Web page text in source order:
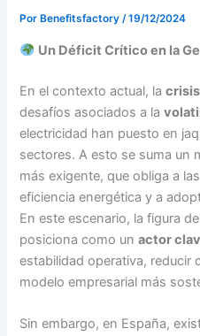
Por Benefitsfactory/19/12/2024
Un Déficit Crítico en la
En el contexto actual, la
desafíos asociados a la
electricidad han puesto en
sectores. A esto se suma un
más exigente, que obliga a
eficiencia energética y a
En este escenario, la figura
posiciona como unactor
estabilidad operativa, reducir
modelo empresarial más
Sin embargo, en España,